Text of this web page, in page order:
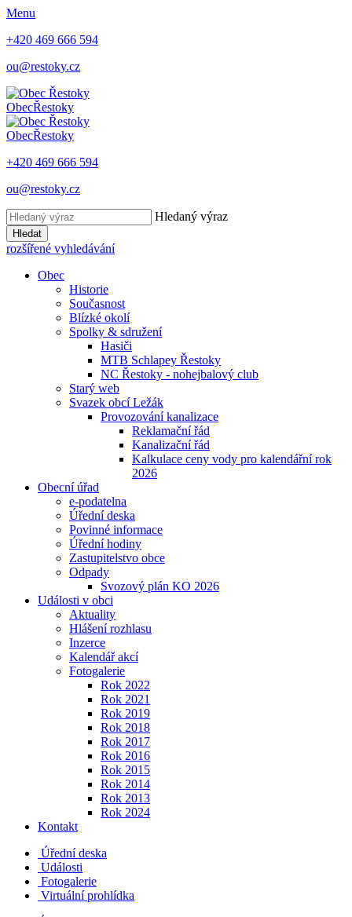
Menu
+420 469 666 594
ou@restoky.cz
ObecŘestoky
ObecŘestoky
+420 469 666 594
ou@restoky.cz
Hledaný výraz
Hledat
rozšířené vyhledávání
Obec
Historie
Současnost
Blízké okolí
Spolky & sdružení
Hasiči
MTB Schlapey Řestoky
NC Řestoky - nohejbalový club
Starý web
Svazek obcí Ležák
Provozování kanalizace
Reklamační řád
Kanalizační řád
Kalkulace ceny vody pro kalendářní rok
2026
Obecní úřad
e-podatelna
Úřední deska
Povinné informace
Úřední hodiny
Zastupitelstvo obce
Odpady
Svozový plán KO 2026
Události v obci
Aktuality
Hlášení rozhlasu
Inzerce
Kalendář akcí
Fotogalerie
Rok 2022
Rok 2021
Rok 2019
Rok 2018
Rok 2017
Rok 2016
Rok 2015
Rok 2014
Rok 2013
Rok 2024
Kontakt
Úřední deska
Události
Fotogalerie
Virtuální prohlídka